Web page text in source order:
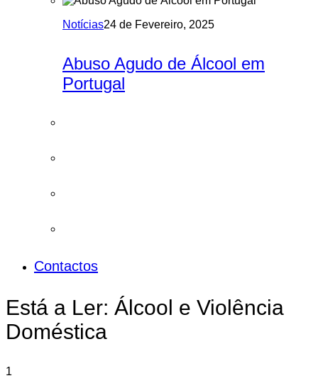
Notícias24 de Fevereiro, 2025
Abuso Agudo de Álcool em
Portugal
Contactos
Está a Ler: Álcool e Violência
Doméstica
1